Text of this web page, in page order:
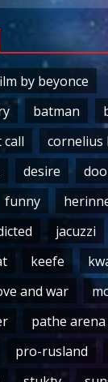
by beyonce
batman
call
cornelius
desire
funny
jacuzzi
keefe
and war
pathe arena
pro-rusland